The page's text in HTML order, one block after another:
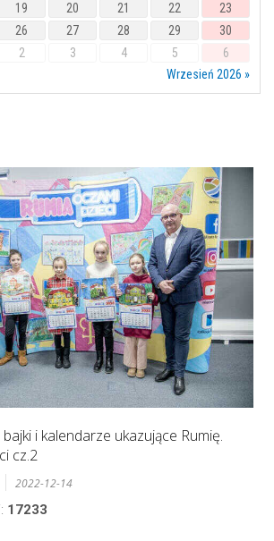
19 20 21 22
23
26 27 28 29
30
2 3 4 5
6
Wrzesień 2026 »
i kalendarze ukazujące Rumię.
cz.2
2022-12-14
17233